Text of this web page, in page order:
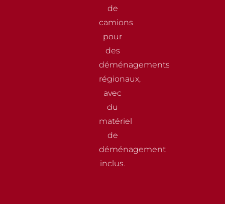
de
camions
pour
des
déménagements
régionaux,
avec
du
matériel
de
déménagement
inclus.